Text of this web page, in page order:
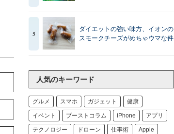
5
ダイエットの強い味方、イオンの
スモークチーズがめちゃウマな件
人気のキーワード
グルメ スマホ ガジェット 健康
イベント ブーストコラム iPhone アプリ
テクノロジー ドローン 仕事術 Apple